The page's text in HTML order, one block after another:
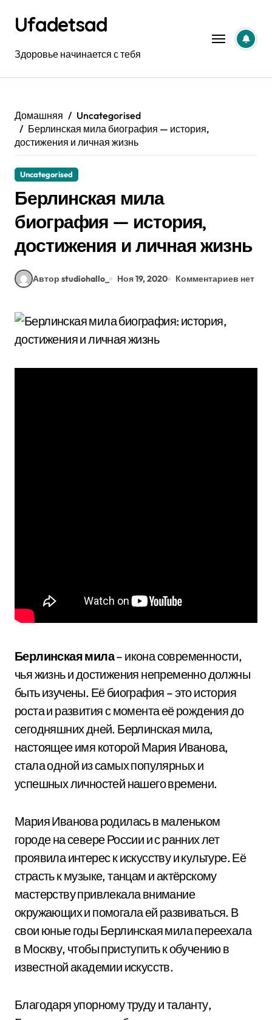
содержанию
Ufadetsad
Здоровье начинается с тебя
Домашняя
Uncategorised
Берлинская мила биография — история,
достижения и личная жизнь
Uncategorised
Берлинская мила
биография — история,
достижения и личная жизнь
Автор studiohallo_ Ноя 19, 2020 Комментариев нет
Берлинская мила– икона современности,
чья жизнь и достижения непременно должны
быть изучены. Её биография – это история
роста и развития с момента её рождения до
сегодняшних дней. Берлинская мила,
настоящее имя которой Мария Иванова,
стала одной из самых популярных и
успешных личностей нашего времени.
Мария Иванова родилась в маленьком
городе на севере России и с ранних лет
проявила интерес к искусству и культуре. Её
страсть к музыке, танцам и актёрскому
мастерству привлекала внимание
окружающих и помогала ей развиваться. В
свои юные годы Берлинская мила переехала
в Москву, чтобы приступить к обучению в
известной академии искусств.
Благодаря упорному труду и таланту,